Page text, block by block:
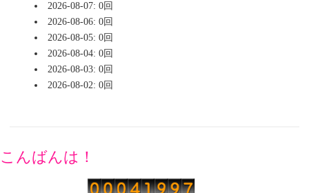
2026-08-07: 0回
2026-08-06: 0回
2026-08-05: 0回
2026-08-04: 0回
2026-08-03: 0回
2026-08-02: 0回
こんばんは！